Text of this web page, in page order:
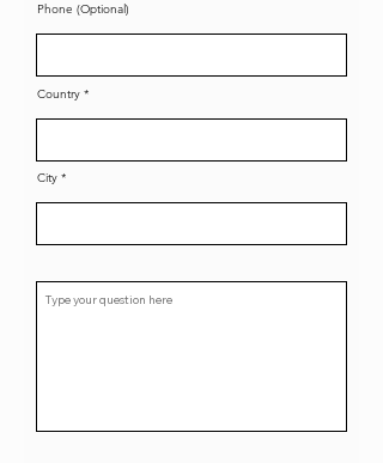
Phone (Optional)
Country
City